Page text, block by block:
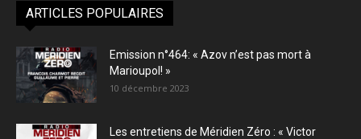
ARTICLES POPULAIRES
Emission n°464: « Azov n’est pas mort à
Marioupol! »
10 décembre 2023
Les entretiens de Méridien Zéro : « Victor